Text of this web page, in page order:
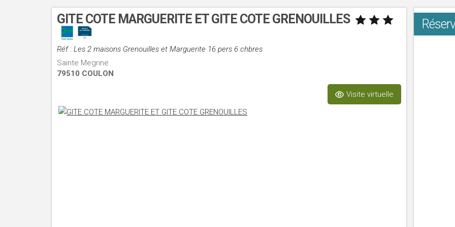
GITE COTE MARGUERITE ET GITE COTE GRENOUILLES
Réf : Les 2 maisons Grenouilles et Marguerite 16 pers 6 chbres
Sainte Megrine
79510 COULON
Visite virtuelle